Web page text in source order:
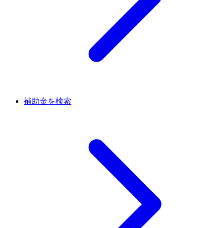
補助金を検索